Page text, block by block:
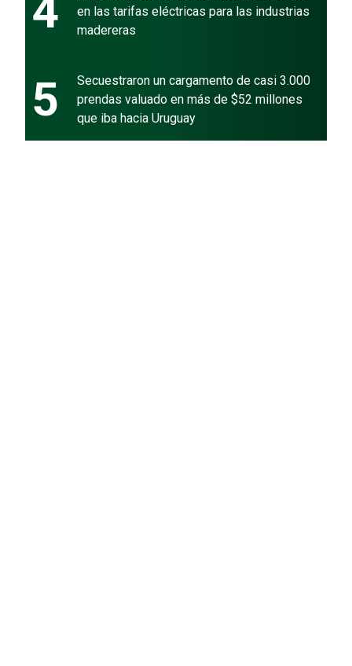
en las tarifas eléctricas para las industrias
madereras
5
Secuestraron un cargamento de casi 3.000
prendas valuado en más de $52 millones
que iba hacia Uruguay